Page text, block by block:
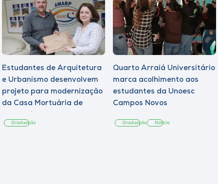
Estudantes de Arquitetura
e Urbanismo desenvolvem
projeto para modernização
da Casa Mortuária de
Graduação
Quarto Arraiá Universitário
marca acolhimento aos
estudantes da Unoesc
Campos Novos
Graduação Notícia